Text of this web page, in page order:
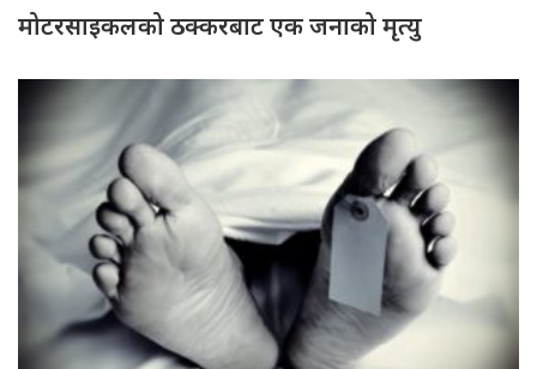
मोटरसाइकलको ठक्करबाट एक जनाको मृत्यु